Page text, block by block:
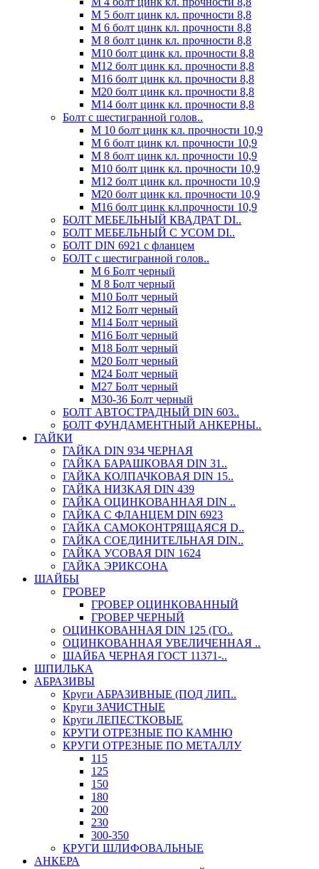
М 5 болт цинк кл. прочности 8,8
М 6 болт цинк кл. прочности 8,8
М 8 болт цинк кл. прочности 8,8
М10 болт цинк кл. прочности 8,8
М12 болт цинк кл. прочности 8,8
М16 болт цинк кл. прочности 8,8
М20 болт цинк кл. прочности 8,8
М14 болт цинк кл. прочности 8,8
Болт с шестигранной голов..
М 10 болт цинк кл. прочности 10,9
М 6 болт цинк кл. прочности 10,9
М 8 болт цинк кл. прочности 10,9
М10 болт цинк кл. прочности 10,9
М12 болт цинк кл. прочности 10,9
М20 болт цинк кл. прочности 10,9
М16 болт цинк кл.прочности 10,9
БОЛТ МЕБЕЛЬНЫЙ КВАДРАТ DI..
БОЛТ МЕБЕЛЬНЫЙ С УСОМ DI..
БОЛТ DIN 6921 c фланцем
БОЛТ с шестигранной голов..
М 6 Болт черный
М 8 Болт черный
М10 Болт черный
М12 Болт черный
М14 Болт черный
М16 Болт черный
М18 Болт черный
М20 Болт черный
М24 Болт черный
М27 Болт черный
М30-36 Болт черный
БОЛТ АВТОСТРАДНЫЙ DIN 603..
БОЛТ ФУНДАМЕНТНЫЙ АНКЕРНЫ..
ГАЙКИ
ГАЙКА DIN 934 ЧЕРНАЯ
ГАЙКА БАРАШКОВАЯ DIN 31..
ГАЙКА КОЛПАЧКОВАЯ DIN 15..
ГАЙКА НИЗКАЯ DIN 439
ГАЙКА ОЦИНКОВАННАЯ DIN ..
ГАЙКА С ФЛАНЦЕМ DIN 6923
ГАЙКА САМОКОНТРЯЩАЯСЯ D..
ГАЙКА СОЕДИНИТЕЛЬНАЯ DIN..
ГАЙКА УСОВАЯ DIN 1624
ГАЙКА ЭРИКСОНА
ШАЙБЫ
ГРОВЕР
ГРОВЕР ОЦИНКОВАННЫЙ
ГРОВЕР ЧЕРНЫЙ
ОЦИНКОВАННАЯ DIN 125 (ГО..
ОЦИНКОВАННАЯ УВЕЛИЧЕННАЯ ..
ШАЙБА ЧЕРНАЯ ГОСТ 11371-..
ШПИЛЬКА
АБРАЗИВЫ
Круги АБРАЗИВНЫЕ (ПОД ЛИП..
Круги ЗАЧИСТНЫЕ
Круги ЛЕПЕСТКОВЫЕ
КРУГИ ОТРЕЗНЫЕ ПО КАМНЮ
КРУГИ ОТРЕЗНЫЕ ПО МЕТАЛЛУ
115
125
150
180
200
230
300-350
КРУГИ ШЛИФОВАЛЬНЫЕ
АНКЕРА